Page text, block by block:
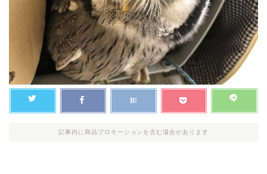
記事内に商品プロモーションを含む場合があります